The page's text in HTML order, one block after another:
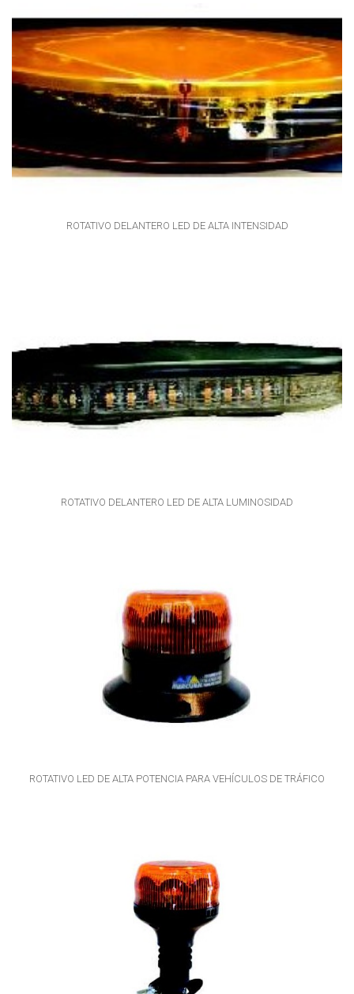
ROTATIVO DELANTERO LED DE ALTA INTENSIDAD
ROTATIVO DELANTERO LED DE ALTA LUMINOSIDAD
ROTATIVO LED DE ALTA POTENCIA PARA VEHÍCULOS DE TRÁFICO